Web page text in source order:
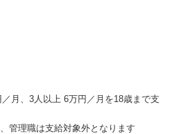
月、3人以上 6万円／月を18歳まで支
管理職は支給対象外となります